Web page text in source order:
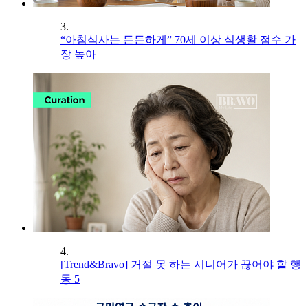
3.
“아침식사는 든든하게” 70세 이상 식생활 점수 가
장 높아
4.
[Trend&Bravo] 거절 못 하는 시니어가 끊어야 할 행
동 5